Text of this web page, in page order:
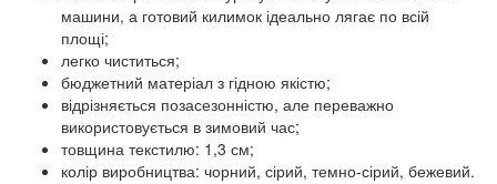
машини, а готовий килимок ідеально лягає по всій
площі;
легко чиститься;
бюджетний матеріал з гідною якістю;
відрізняється позасезонністю, але переважно
використовується в зимовий час;
товщина текстилю: 1,3 см;
колір виробництва: чорний, сірий, темно-сірий, бежевий.